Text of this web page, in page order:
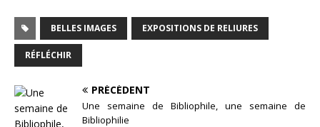
BELLES IMAGES EXPOSITIONS DE RELIURES
RÉFLÉCHIR
PRÉCÉDENT
Une semaine de Bibliophile, une semaine de
Bibliophilie